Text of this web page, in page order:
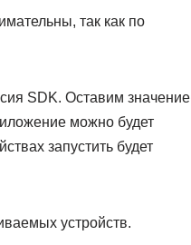
так как по
SDK. Оставим значение
можно будет
запустить будет
устройств.